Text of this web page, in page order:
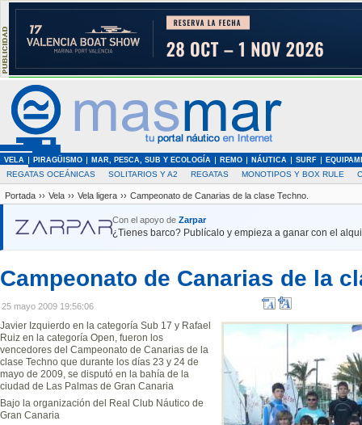
VELA PIRAGÜISMO MAR, PESCA, SUB Y ECOLOGÍA REMO NÁUTICA SURF
REGATAS OCEÁNICAS SOLITARIOS Y A2 REGATAS MONOTIPOS Y BOX RULE
Portada ›› Vela ›› Vela ligera ›› Campeonato de Canarias de la clase Techno.
Con el apoyo de Zarpar
¿Tienes barco? Publícalo y empieza a ganar con el
Campeonato de Canarias de la
25 mayo 2009 19:56:06
Javier Izquierdo en la categoría Sub 17 y Rafael
Ruiz en la categoría Open, fueron los
vencedores del Campeonato de Canarias de la
clase Techno que durante los días 23 y 24 de
mayo de 2009, se disputó en la bahía de la
ciudad de Las Palmas de Gran Canaria
Bajo la organización del Real Club Náutico de
Gran Canaria